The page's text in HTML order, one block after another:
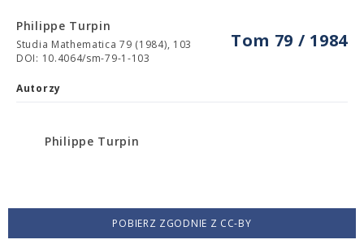
Tom 79 / 1984
Philippe Turpin
Studia Mathematica 79 (1984), 103
DOI: 10.4064/sm-79-1-103
Autorzy
Philippe Turpin
POBIERZ ZGODNIE Z CC-BY